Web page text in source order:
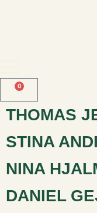
0
THOMAS
STINA
NINA
DANIEL